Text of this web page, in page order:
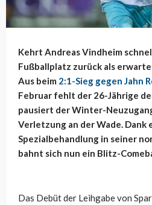
Kehrt Andreas Vindheim
Fußballplatz zurück als
Aus beim 2:1-Sieg gegen Jahn
Februar fehlt der 26-Jährige
pausiert der Winter-
Verletzung an der Wade. Dank
Spezialbehandlung in seiner
bahnt sich nun ein Blitz-
Das Debüt der Leihgabe von